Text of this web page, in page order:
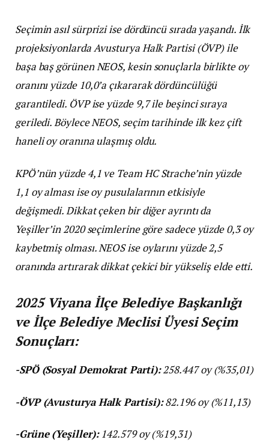
Seçimin asıl sürprizi ise dördüncü sırada yaşandı. İlk
projeksiyonlarda Avusturya Halk Partisi (ÖVP) ile
başa baş görünen NEOS, kesin sonuçlarla birlikte oy
oranını yüzde 10,0’a çıkararak dördüncülüğü
garantiledi. ÖVP ise yüzde 9,7 ile beşinci sıraya
geriledi. Böylece NEOS, seçim tarihinde ilk kez çift
haneli oy oranına ulaşmış oldu.
KPÖ’nün yüzde 4,1 ve Team HC Strache’nin yüzde
1,1 oy alması ise oy pusulalarının etkisiyle
değişmedi. Dikkat çeken bir diğer ayrıntı da
Yeşiller’in 2020 seçimlerine göre sadece yüzde 0,3 oy
kaybetmiş olması. NEOS ise oylarını yüzde 2,5
oranında artırarak dikkat çekici bir yükseliş elde etti.
2025 Viyana İlçe Belediye Başkanlığı
ve İlçe Belediye Meclisi Üyesi Seçim
Sonuçları:
-SPÖ (Sosyal Demokrat Parti):258.447 oy (%35,01)
-ÖVP (Avusturya Halk Partisi):82.196 oy (%11,13)
-Grüne (Yeşiller):142.579 oy (%19,31)